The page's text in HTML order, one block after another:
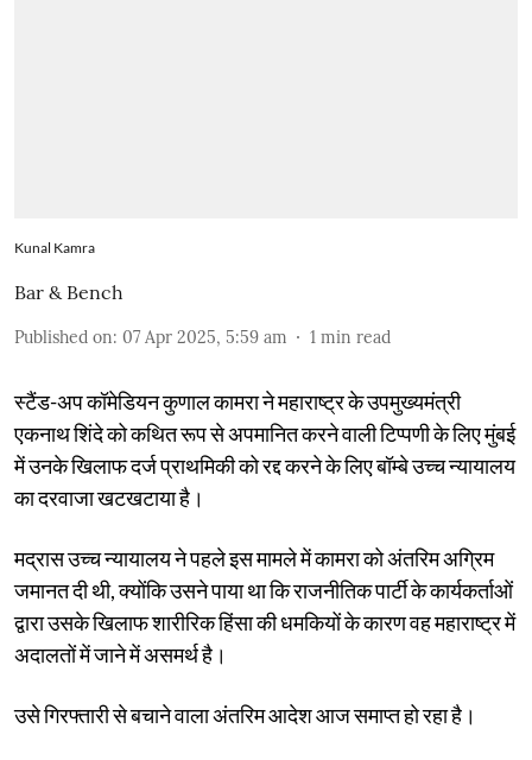
Kunal Kamra
Bar & Bench
Published on: 07 Apr 2025, 5:59 am 1 min read
स्टैंड-अप कॉमेडियन कुणाल कामरा ने महाराष्ट्र के उपमुख्यमंत्री
एकनाथ शिंदे को कथित रूप से अपमानित करने वाली टिप्पणी के लिए मुंबई
में उनके खिलाफ दर्ज प्राथमिकी को रद्द करने के लिए बॉम्बे उच्च न्यायालय
का दरवाजा खटखटाया है।
मद्रास उच्च न्यायालय ने पहले इस मामले में कामरा को अंतरिम अग्रिम
जमानत दी थी, क्योंकि उसने पाया था कि राजनीतिक पार्टी के कार्यकर्ताओं
द्वारा उसके खिलाफ शारीरिक हिंसा की धमकियों के कारण वह महाराष्ट्र में
अदालतों में जाने में असमर्थ है।
उसे गिरफ्तारी से बचाने वाला अंतरिम आदेश आज समाप्त हो रहा है।